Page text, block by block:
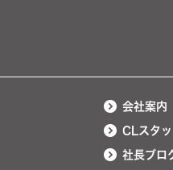
会社案内
CLスタ
社長ブロ